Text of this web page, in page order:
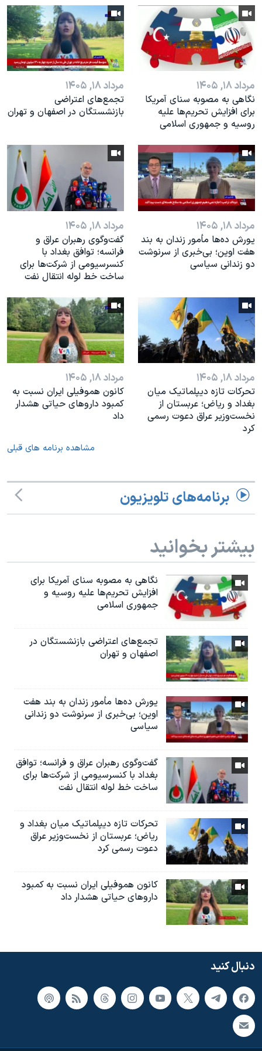
نرگس محمدی برنده جایزه نوبل صلح
همایش محافظه‌کاران آمریکا «سی‌پک»
صفحه‌های ویژه
سفر پرزیدنت ترامپ به چینمرداد ۱۸, ۱۴۰۵
نگاهی به مصوبه سنای آمریکا
برای افزایش تحریم‌ها علیه
روسیه و جمهوری اسلامی
مرداد ۱۸, ۱۴۰۵
تجمع‌های اعتراضی
بازنشستگان در اصفهان و تهران
مرداد ۱۸, ۱۴۰۵
یورش ده‌ها مأمور زندان به بند
هفت اوین؛ بی‌خبری از سرنوشت
دو زندانی سیاسی
مرداد ۱۸, ۱۴۰۵
گفت‌وگوی رهبران عراق و
فرانسه؛ توافق بغداد با
کنسرسیومی از شرکت‌ها برای
ساخت خط لوله انتقال نفت
مرداد ۱۸, ۱۴۰۵
تحرکات تازه دیپلماتیک میان
بغداد و ریاض؛ عربستان از
نخست‌وزیر عراق دعوت رسمی
کرد
مرداد ۱۸, ۱۴۰۵
کانون هموفیلی ایران نسبت به
کمبود داروهای حیاتی هشدار
داد
مشاهده برنامه های قبلی
برنامه‌های تلویزیون
بیشتر بخوانید
نگاهی به مصوبه سنای آمریکا برای
افزایش تحریم‌ها علیه روسیه و
جمهوری اسلامی
تجمع‌های اعتراضی بازنشستگان در
اصفهان و تهران
یورش ده‌ها مأمور زندان به بند هفت
اوین؛ بی‌خبری از سرنوشت دو زندانی
سیاسی
گفت‌وگوی رهبران عراق و فرانسه؛ توافق
بغداد با کنسرسیومی از شرکت‌ها برای
ساخت خط لوله انتقال نفت
تحرکات تازه دیپلماتیک میان بغداد و
ریاض؛ عربستان از نخست‌وزیر عراق
دعوت رسمی کرد
کانون هموفیلی ایران نسبت به کمبود
داروهای حیاتی هشدار داد
دنبال کنید